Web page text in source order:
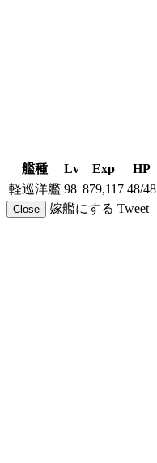
艦種 Lv Exp HP
軽巡洋艦 98 879,117 48/48
Close 嫁艦にする Tweet